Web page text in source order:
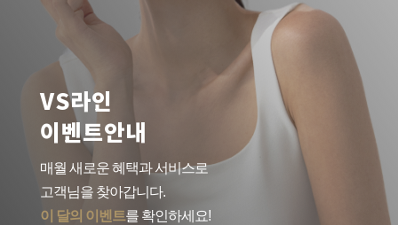
VS라인
이벤트안내
매월 새로운 혜택과 서비스로
고객님을 찾아갑니다.
이 달의 이벤트를 확인하세요!